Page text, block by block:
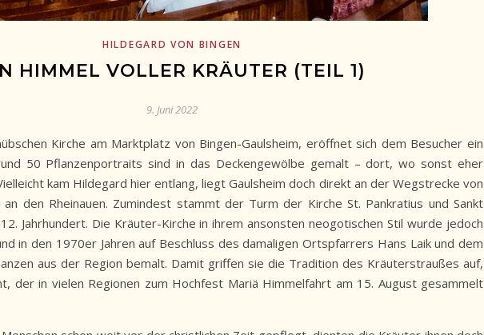
HILDEGARD VON BINGEN
HIMMEL VOLLER KRÄUTER (TEIL 1)
9. Juni 2022
Kirche am Marktplatz von Bingen-Gaulsheim, eröffnet sich dem Besucher ein
50 Pflanzenportraits sind in das Deckengewölbe gemalt – dort, wo sonst eher
kam Hildegard hier entlang, liegt Gaulsheim doch direkt an der Wegstrecke von
an den Rheinauen. Zumindest stammt der Turm der Kirche St. Pankratius und Sankt
Jahrhundert. Die Kräuter-Kirche in ihrem ansonsten neogotischen Stil wurde jedoch
in den 1970er Jahren auf Beschluss des damaligen Ortspfarrers Hans Laik und dem
aus der Region bemalt. Damit griffen sie die Tradition des Kräuterstraußes auf,
der in vielen Regionen zum Hochfest Mariä Himmelfahrt am 15. August gesammelt